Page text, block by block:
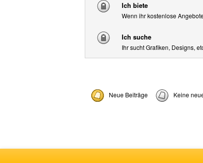
Ich biete
Wenn ihr kostenlose
Ich suche
Ihr sucht Grafiken, Designs,
Neue Beiträge Keine